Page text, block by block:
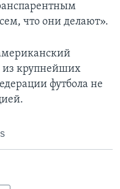
что они делают».
из крупнейших
футбола не